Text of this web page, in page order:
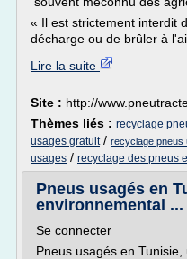
« Il est strictement interdit
décharge ou de brûler à
Lire la suite
Site : http://
Thèmes liés : recyclage
usages gratuit/ recyclage pneus
usages / recyclage des pneus
Pneus usagés en
environnemental ...
Se connecter
Pneus usagés en